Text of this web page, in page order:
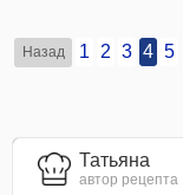
Назад 1 2 3 4 5
Татьяна
автор рецепта